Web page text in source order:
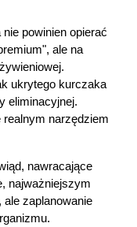
powinien opierać
ale na
ukrytego kurczaka
eliminacyjnej.
narzędziem
nawracające
najważniejszym
zaplanowanie